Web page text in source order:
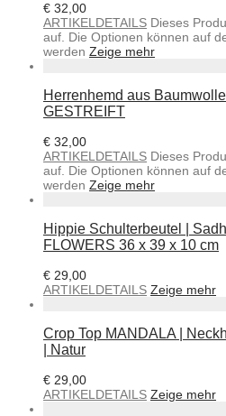
€ 32,00
ARTIKELDETAILS Dieses
auf. Die Optionen können auf
werden Zeige mehr
Herrenhemd aus
GESTREIFT
€ 32,00
ARTIKELDETAILS Dieses
auf. Die Optionen können auf
werden Zeige mehr
Hippie Schulterbeutel |
FLOWERS 36 x 39 x 10 cm
€ 29,00
ARTIKELDETAILS Zeige mehr
Crop Top MANDALA |
| Natur
€ 29,00
ARTIKELDETAILS Zeige mehr